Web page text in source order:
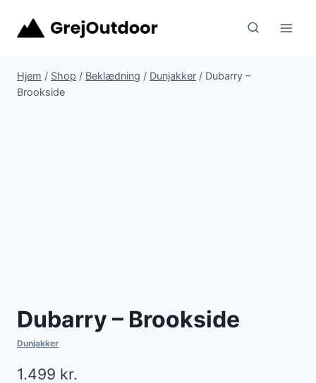
Hjem / Shop / Beklædning / Dunjakker / Dubarry –
Brookside
Dubarry – Brookside
Dunjakker
1.499 kr.